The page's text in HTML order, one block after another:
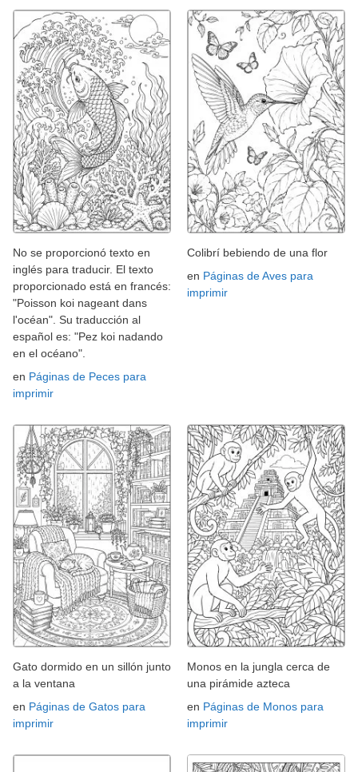
No se proporcionó texto en
inglés para traducir. El texto
proporcionado está en francés:
"Poisson koi nageant dans
l'océan". Su traducción al
español es: "Pez koi nadando
en el océano".
en Páginas de Peces para
imprimir
Colibrí bebiendo de una flor
en Páginas de Aves para
imprimir
Gato dormido en un sillón junto
a la ventana
en Páginas de Gatos para
imprimir
Monos en la jungla cerca de
una pirámide azteca
en Páginas de Monos para
imprimir